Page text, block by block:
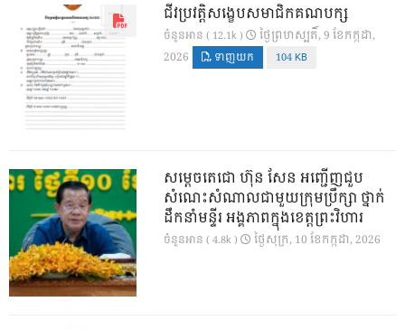
ជីវប្រវត្តិសង្ខេបសមាជិកគណបក្ស
ចំនួនអាន ( 12.1k )
ថ្ងៃ​ព្រហស្បតិ៍, 9 ខែ​កក្កដា,
2026
ទាញយក 104 KB
សម្តេចតេជោ ហ៊ុន សែន អញ្ជើញជួប
សំណេះសំណាលជាមួយក្រុមប្រឹក្សា ថ្នាក់
ដឹកនាំមន្ទីរ អង្គភាពក្នុងខេត្តព្រះវិហារ
ចំនួនអាន ( 4.8k ) ថ្ងៃ​សុក្រ, 10 ខែ​កក្កដា, 2026